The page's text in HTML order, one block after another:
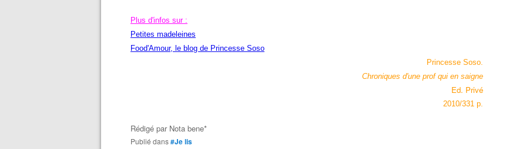
Plus d'infos sur :
Petites madeleines
Food'Amour, le blog de Princesse Soso
Princesse Soso.
Chroniques d'une prof qui en saigne
Ed. Privé
2010/331 p.
Rédigé par Nota bene*
Publié dans#Je lis